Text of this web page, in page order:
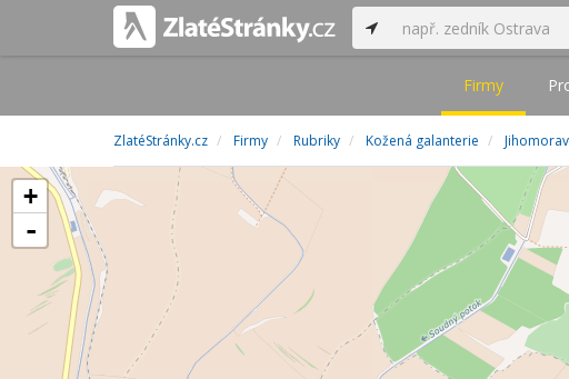
Firmy
ZlatéStránky.cz Firmy Rubriky Kožená galanterie
+
-